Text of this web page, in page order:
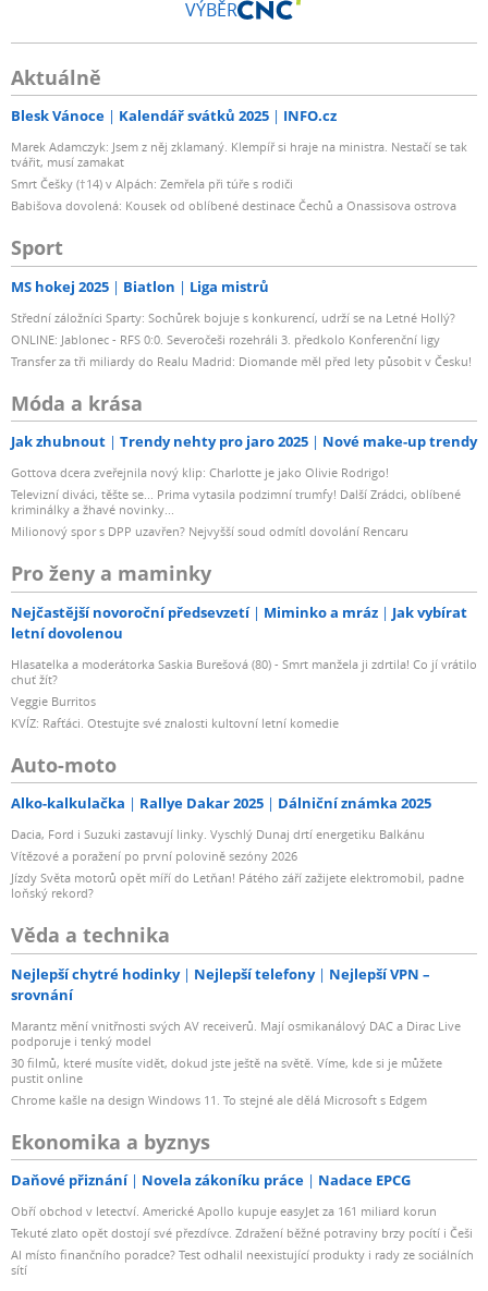
VÝBĚR
Aktuálně
Blesk Vánoce Kalendář svátků 2025 INFO.cz
Marek Adamczyk: Jsem z něj zklamaný. Klempíř si hraje na ministra. Nestačí se tak
tvářit, musí zamakat
Smrt Češky (†14) v Alpách: Zemřela při túře s rodiči
Babišova dovolená: Kousek od oblíbené destinace Čechů a Onassisova ostrova
Sport
MS hokej 2025 Biatlon Liga mistrů
Střední záložníci Sparty: Sochůrek bojuje s konkurencí, udrží se na Letné Hollý?
ONLINE: Jablonec - RFS 0:0. Severočeši rozehráli 3. předkolo Konferenční ligy
Transfer za tři miliardy do Realu Madrid: Diomande měl před lety působit v Česku!
Móda a krása
Jak zhubnout Trendy nehty pro jaro 2025 Nové make-up trendy
Gottova dcera zveřejnila nový klip: Charlotte je jako Olivie Rodrigo!
Televizní diváci, těšte se... Prima vytasila podzimní trumfy! Další Zrádci, oblíbené
kriminálky a žhavé novinky...
Milionový spor s DPP uzavřen? Nejvyšší soud odmítl dovolání Rencaru
Pro ženy a maminky
Nejčastější novoroční předsevzetí Miminko a mráz
Jak vybírat
letní dovolenou
Hlasatelka a moderátorka Saskia Burešová (80) - Smrt manžela ji zdrtila! Co jí vrátilo
chuť žít?
Veggie Burritos
KVÍZ: Rafťáci. Otestujte své znalosti kultovní letní komedie
Auto-moto
Alko-kalkulačka Rallye Dakar 2025 Dálniční známka 2025
Dacia, Ford i Suzuki zastavují linky. Vyschlý Dunaj drtí energetiku Balkánu
Vítězové a poražení po první polovině sezóny 2026
Jízdy Světa motorů opět míří do Letňan! Pátého září zažijete elektromobil, padne
loňský rekord?
Věda a technika
Nejlepší chytré hodinky Nejlepší telefony
Nejlepší VPN –
srovnání
Marantz mění vnitřnosti svých AV receiverů. Mají osmikanálový DAC a Dirac Live
podporuje i tenký model
30 filmů, které musíte vidět, dokud jste ještě na světě. Víme, kde si je můžete
pustit online
Chrome kašle na design Windows 11. To stejné ale dělá Microsoft s Edgem
Ekonomika a byznys
Daňové přiznání Novela zákoníku práce Nadace EPCG
Obří obchod v letectví. Americké Apollo kupuje easyJet za 161 miliard korun
Tekuté zlato opět dostojí své přezdívce. Zdražení běžné potraviny brzy pocítí i Češi
AI místo finančního poradce? Test odhalil neexistující produkty i rady ze sociálních
sítí